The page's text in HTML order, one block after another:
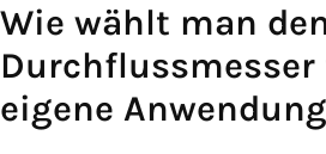
Wie wählt man
eigene